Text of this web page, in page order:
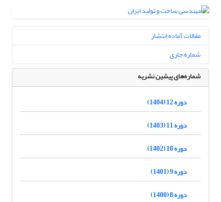
مقالات آماده انتشار
شماره جاری
شماره‌های پیشین نشریه
دوره 12 (1404)
دوره 11 (1403)
دوره 10 (1402)
دوره 9 (1401)
دوره 8 (1400)